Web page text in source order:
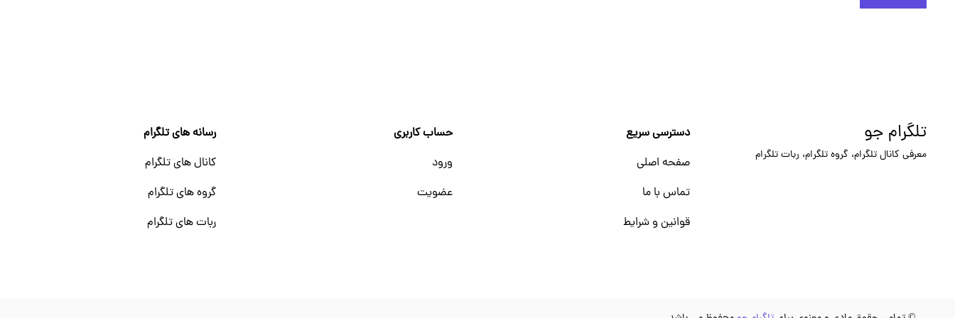
دسترسی سریع
صفحه اصلی
تماس با ما
قوانین و شرایط
حساب کاربری
ورود
عضویت
رسانه های تلگرام
کانال های تلگرام
گروه های تلگرام
ربات های تلگرام
تلگرام جو
معرفی کانال تلگرام، گروه تلگرام، ربات تلگرام